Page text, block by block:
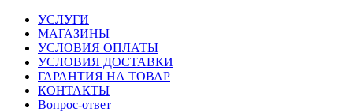
УСЛУГИ
МАГАЗИНЫ
УСЛОВИЯ ОПЛАТЫ
УСЛОВИЯ ДОСТАВКИ
ГАРАНТИЯ НА ТОВАР
КОНТАКТЫ
Вопрос-ответ